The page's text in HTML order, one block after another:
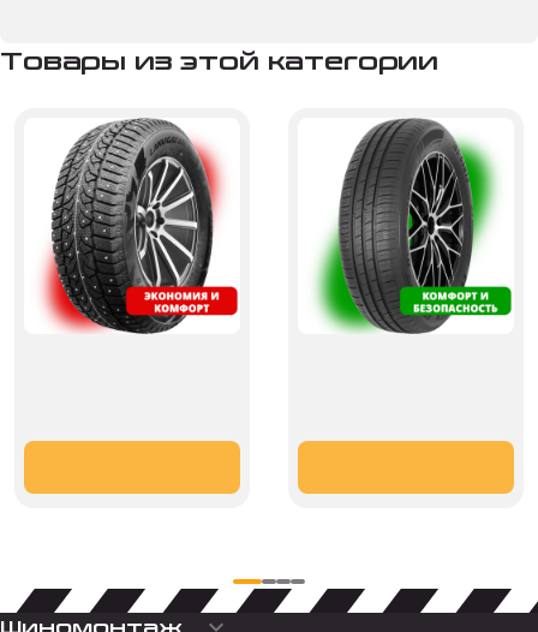
Товары из этой категории
Шиномонтаж